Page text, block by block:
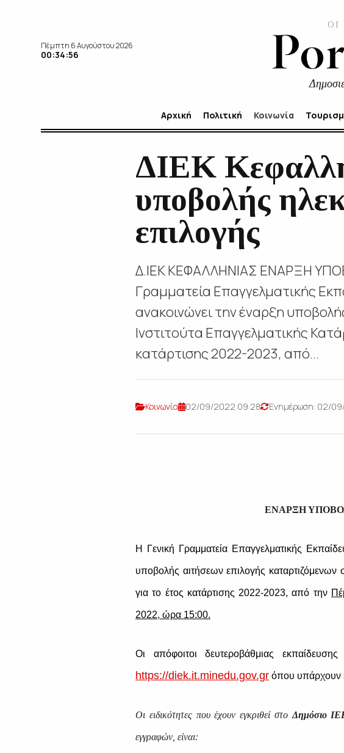
Πέμπτη 6 Αυγούστου 2026
00:34:57
ΟΙ
Αρχική Πολιτική Κοινωνία
ΔΙΕΚ
υποβολής
επιλογής
Δ.ΙΕΚ ΚΕΦΑΛΛΗΝΙΑΣ ΕΝΑΡΞΗ
Γραμματεία Επαγγελματικής
ανακοινώνει την έναρξη
Ινστιτούτα Επαγγελματικής
κατάρτισης 2022-2023, από...
Κοινωνία 02/09/2022 09:28 Ενημέρωση: 02/
ΕΝΑΡΞΗ
H Γενική Γραμματεία Επαγγελματικής
υποβολής αιτήσεων επιλογής
για το έτος κατάρτισης 2022-2023, από την
2022, ώρα 15:00.
Οι απόφοιτοι δευτεροβάθμιας
https://diek.it.minedu.gov.gr όπου υπάρχουν
Οι ειδικότητες που έχουν εγκριθεί στο Δημόσιο
εγγραφών, είναι: